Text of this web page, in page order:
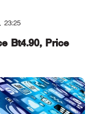
23:25
Bt4.90, Price